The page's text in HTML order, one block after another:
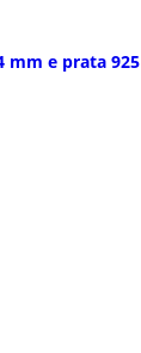
mm e prata 925